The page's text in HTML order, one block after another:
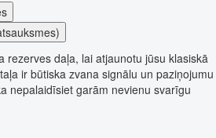
rezerves daļa, lai atjaunotu jūsu klasiskā
ir būtiska zvana signālu un paziņojumu
nepalaidīsiet garām nevienu svarīgu